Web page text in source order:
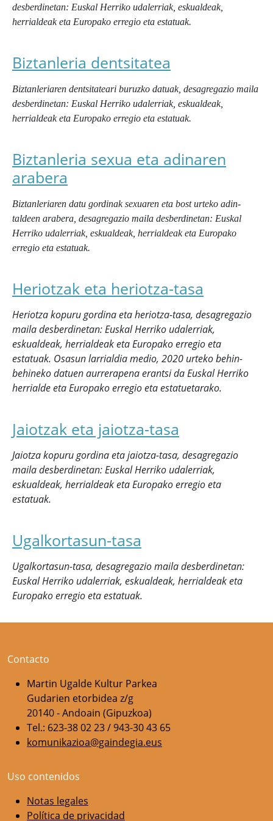
desberdinetan: Euskal Herriko udalerriak, eskualdeak,
herrialdeak eta Europako erregio eta estatuak.
Biztanleria dentsitatea
Biztanleriaren dentsitateari buruzko datuak, desagregazio maila
desberdinetan: Euskal Herriko udalerriak, eskualdeak,
herrialdeak eta Europako erregio eta estatuak.
Biztanleria sexua eta adinaren
arabera
Biztanleriaren datu gordinak sexuaren eta bost urteko adin-
taldeen arabera, desagregazio maila desberdinetan: Euskal
Herriko udalerriak, eskualdeak, herrialdeak eta Europako
erregio eta estatuak.
Heriotzak eta heriotza-tasa
Heriotza kopuru gordina eta heriotza-tasa, desagregazio
maila desberdinetan: Euskal Herriko udalerriak,
eskualdeak, herrialdeak eta Europako erregio eta
estatuak. Osasun larrialdia medio, 2020 urteko behin-
behineko datuen aurrerapena erantsi da Euskal Herriko
herrialde eta Europako erregio eta estatuetarako.
Jaiotzak eta jaiotza-tasa
Jaiotza kopuru gordina eta jaiotza-tasa, desagregazio
maila desberdinetan: Euskal Herriko udalerriak,
eskualdeak, herrialdeak eta Europako erregio eta
estatuak.
Ugalkortasun-tasa
Ugalkortasun-tasa, desagregazio maila desberdinetan:
Euskal Herriko udalerriak, eskualdeak, herrialdeak eta
Europako erregio eta estatuak.
Contacto
Martin Ugalde Kultur Parkea
Gudarien etorbidea z/g
20140 - Andoain (Gipuzkoa)
Tel.: 623-38 02 23 / 943-30 43 65
komunikazioa@gaindegia.eus
Uso contenidos
Notas legales
Política de privacidad